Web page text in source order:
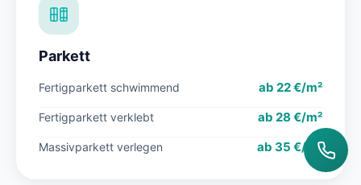
Parkett
Fertigparkett schwimmend ab 22 €/m²
Fertigparkett verklebt ab 28 €/m²
Massivparkett verlegen ab 35 €/m²